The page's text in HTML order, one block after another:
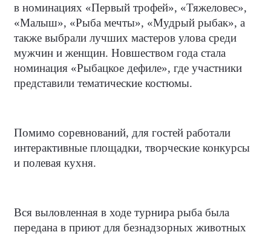
в номинациях «Первый трофей», «Тяжеловес»,
«Малыш», «Рыба мечты», «Мудрый рыбак», а
также выбрали лучших мастеров улова среди
мужчин и женщин. Новшеством года стала
номинация «Рыбацкое дефиле», где участники
представили тематические костюмы.
Помимо соревнований, для гостей работали
интерактивные площадки, творческие конкурсы
и полевая кухня.
Вся выловленная в ходе турнира рыба была
передана в приют для безнадзорных животных